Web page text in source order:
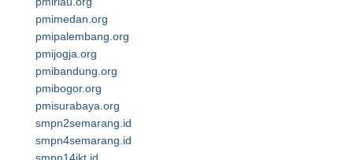
pmimedan.org
pmipalembang.org
pmijogja.org
pmibandung.org
pmibogor.org
pmisurabaya.org
smpn2semarang.id
smpn4semarang.id